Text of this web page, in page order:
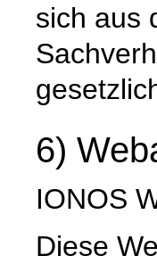
sich aus
6)
IONOS
Diese